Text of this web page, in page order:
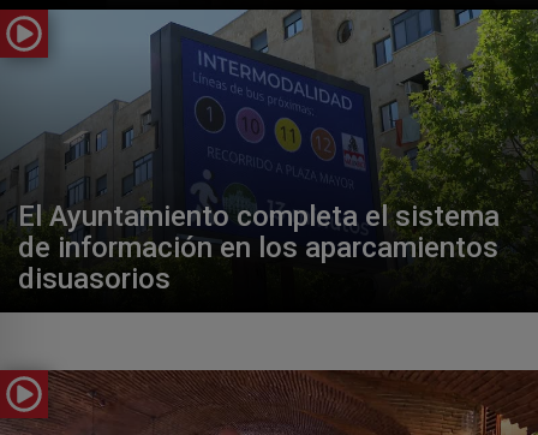
El Ayuntamiento completa el sistema
de información en los aparcamientos
disuasorios